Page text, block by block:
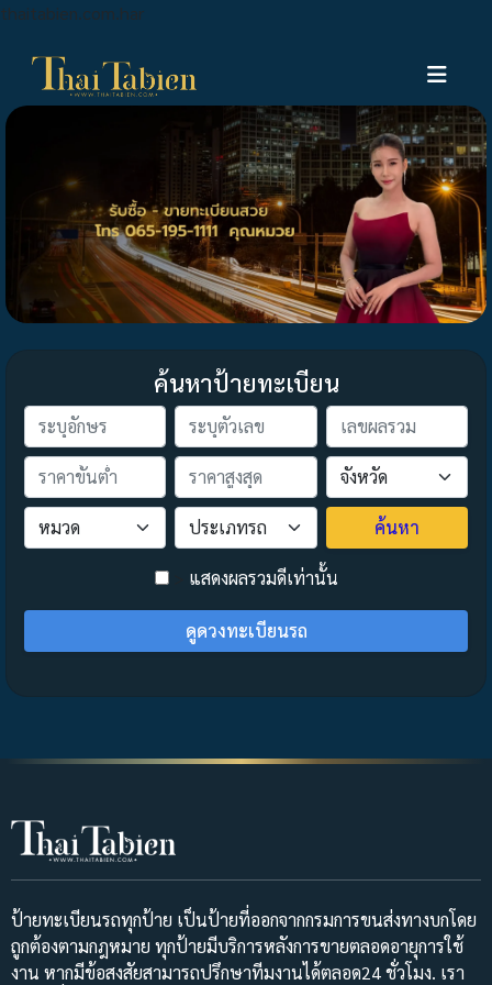
thaitabien.com.har
ค้นหาป้ายทะเบียน
ค้นหา
> แสดงผลรวมดีเท่านั้น
ดูดวงทะเบียนรถ
ป้ายทะเบียนรถทุกป้าย เป็นป้ายที่ออกจากกรมการขนส่งทางบกโดย
ถูกต้องตามกฎหมาย ทุกป้ายมีบริการหลังการขายตลอดอายุการใช้
งาน หากมีข้อสงสัยสามารถปรึกษาทีมงานได้ตลอด24 ชั่วโมง. เรา